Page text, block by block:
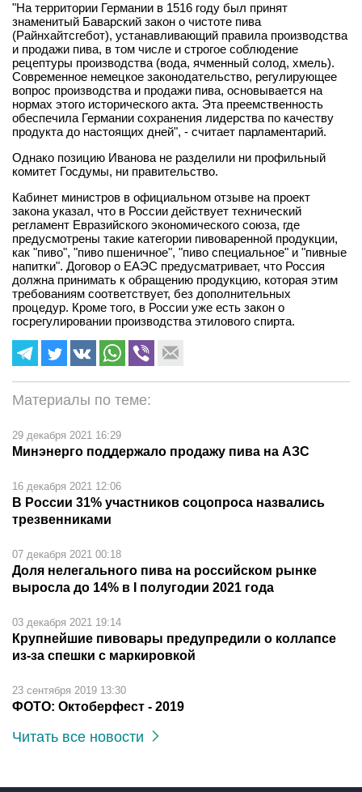
"На территории Германии в 1516 году был принят
знаменитый Баварский закон о чистоте пива
(Райнхайтсгебот), устанавливающий правила производства
и продажи пива, в том числе и строгое соблюдение
рецептуры производства (вода, ячменный солод, хмель).
Современное немецкое законодательство, регулирующее
вопрос производства и продажи пива, основывается на
нормах этого исторического акта. Эта преемственность
обеспечила Германии сохранения лидерства по качеству
продукта до настоящих дней", - считает парламентарий.
Однако позицию Иванова не разделили ни профильный
комитет Госдумы, ни правительство.
Кабинет министров в официальном отзыве на проект
закона указал, что в России действует технический
регламент Евразийского экономического союза, где
предусмотрены такие категории пивоваренной продукции,
как "пиво", "пиво пшеничное", "пиво специальное" и "пивные
напитки". Договор о ЕАЭС предусматривает, что Россия
должна принимать к обращению продукцию, которая этим
требованиям соответствует, без дополнительных
процедур. Кроме того, в России уже есть закон о
госрегулировании производства этилового спирта.
Материалы по теме:
29 декабря 2021 16:29
Минэнерго поддержало продажу пива на АЗС
16 декабря 2021 12:06
В России 31% участников соцопроса назвались
трезвенниками
07 декабря 2021 00:18
Доля нелегального пива на российском рынке
выросла до 14% в I полугодии 2021 года
03 декабря 2021 19:14
Крупнейшие пивовары предупредили о коллапсе
из-за спешки с маркировкой
23 сентября 2019 13:30
ФОТО: Октоберфест - 2019
Читать все новости